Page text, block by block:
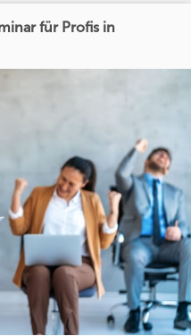
für Profis in